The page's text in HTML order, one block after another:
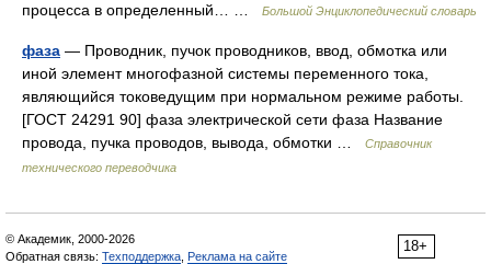
процесса в определенный… …
Большой Энциклопедический словарь
фаза — Проводник, пучок проводников, ввод, обмотка или
иной элемент многофазной системы переменного тока,
являющийся токоведущим при нормальном режиме работы.
[ГОСТ 24291 90] фаза электрической сети фаза Название
провода, пучка проводов, вывода, обмотки …
Справочник
технического переводчика
18+
© Академик, 2000-2026
Обратная связь: Техподдержка Реклама на сайте